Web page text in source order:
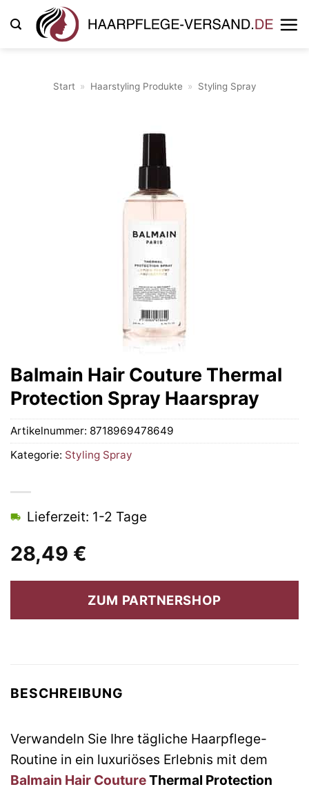
Inhalt
Start » Haarstyling Produkte » Styling Spray
Balmain Hair Couture Thermal
Protection Spray Haarspray
28,49 €
Lieferzeit: 1-2 Tage
ZUM PARTNERSHOP
Artikelnummer: 8718969478649
Kategorie: Styling Spray
BESCHREIBUNG
Verwandeln Sie Ihre tägliche Haarpflege-
Routine in ein luxuriöses Erlebnis mit dem
Balmain Hair CoutureThermal Protection